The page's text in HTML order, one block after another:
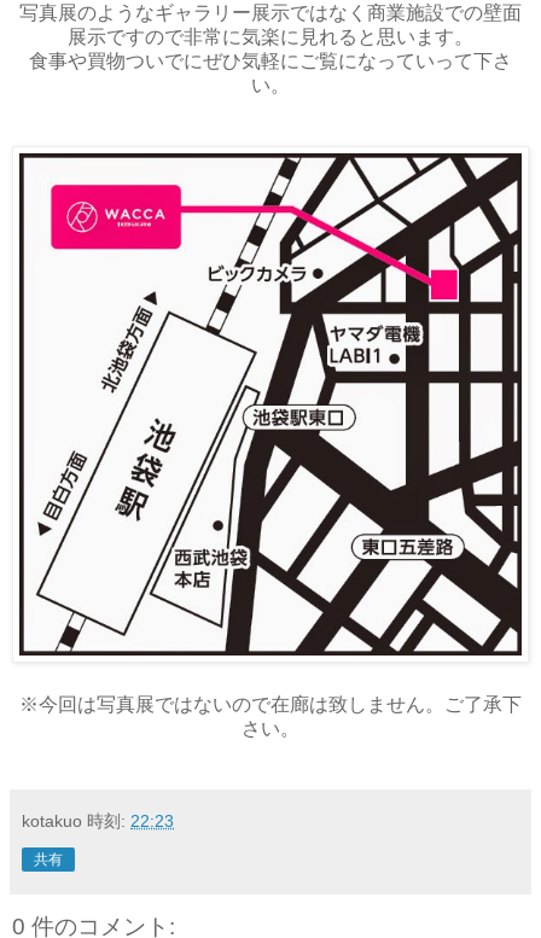
写真展のようなギャラリー展示ではなく商業施設での壁面
展示ですので非常に気楽に見れると思います。
食事や買物ついでにぜひ気軽にご覧になっていって下さ
い。
※今回は写真展ではないので在廊は致しません。ご了承下
さい。
kotakuo 時刻: 22:23
共有
0 件のコメント: